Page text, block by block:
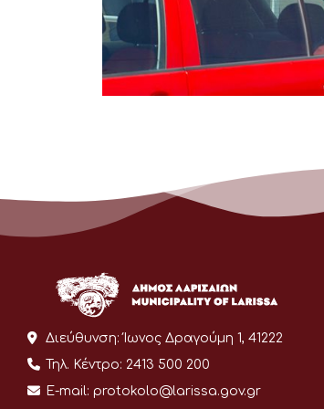
Διεύθυνση: Ίωνος Δραγούμη 1, 41222
Τηλ. Κέντρο: 2413 500 200
E-mail: protokolo@larissa.gov.gr